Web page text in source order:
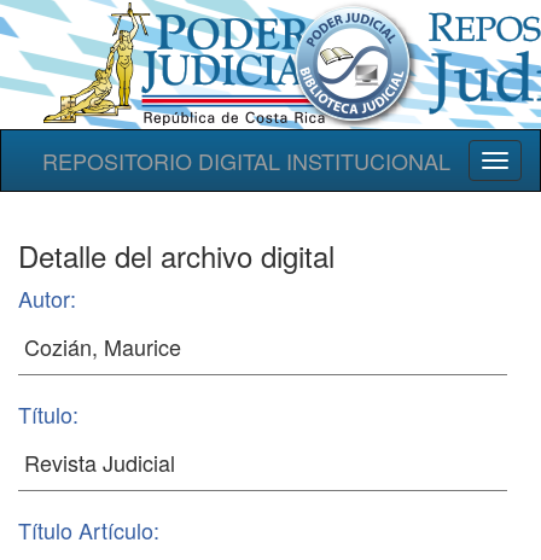
REPOSITORIO DIGITAL INSTITUCIONAL
Detalle del archivo digital
Autor:
Título:
Título Artículo: